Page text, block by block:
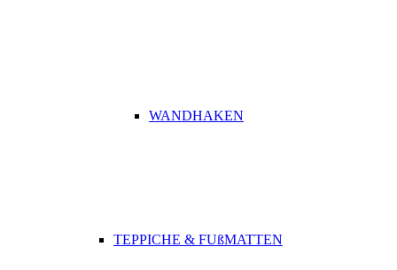
WANDHAKEN
TEPPICHE & FUßMATTEN